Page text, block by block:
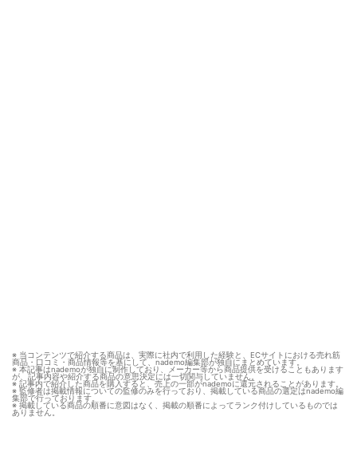
※ 当コンテンツで紹介する商品は、実際に社内で利用した経験と、ECサイトにおける売れ筋
商品・口コミ・商品情報等を基にして、nademo編集部が独自にまとめています。
※ 本記事はnademoが独自に制作しており、メーカー等から商品提供を受けることもあります
が、記事内容や紹介する商品の意思決定には一切関与していません。
※ 記事内で紹介した商品を購入すると、売上の一部がnademoに還元されることがあります。
※ 監修者は掲載情報についての監修のみを行っており、掲載している商品の選定はnademo編
集部で行っております。
※ 掲載している商品の順番に意図はなく、掲載の順番によってランク付けしているものでは
ありません。